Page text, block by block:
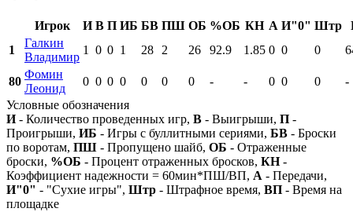
Игрок И В П ИБ БВ ПШ ОБ %ОБ КН А И"0" Штр
1
Галкин
Владимир
1 0 0 1 28 2 26 92.9 1.85 0 0 0
80
Фомин
Леонид
0 0 0 0 0 0 0 - - 0 0 0
-
Условные обозначения
И- Количество проведенных игр, В - Выигрыши, П -
Проигрыши, ИБ - Игры с буллитными сериями, БВ - Броски
по воротам, ПШ - Пропущено шайб, ОБ - Отраженные
броски, %ОБ - Процент отраженных бросков, КН-
Коэффициент надежности = 60мин*ПШ/ВП, А - Передачи,
И"0" - "Сухие игры", Штр - Штрафное время, ВП - Время на
площадке